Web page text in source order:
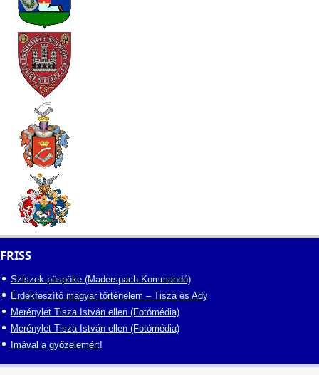
FRISS
Sziszek püspöke (Maderspach Kommandó)
Érdekfeszítő magyar történelem – Tisza és Ady
Merénylet Tisza István ellen (Fotómédia)
Merénylet Tisza István ellen (Fotómédia)
Imával a győzelemért!